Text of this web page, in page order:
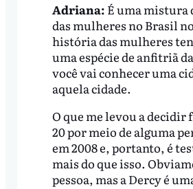
Adriana: É uma mistura
das mulheres no Brasil
história das mulheres
uma espécie de anfitriã
você vai conhecer uma
aquela cidade.
O que me levou a decidir
20 por meio de alguma
em 2008 e, portanto, é
mais do que isso.
pessoa, mas a Dercy é